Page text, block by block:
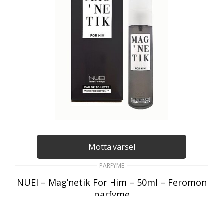
Motta varsel
PARFYME
NUEI – Mag’netik For Him – 50ml – Feromon
parfyme